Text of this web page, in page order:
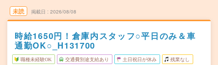
未読 掲載日 2026/08/08
時給1650円！倉庫内スタッフ○平日のみ＆車
通勤OK○_H131700
職種未経験OK 交通費別途支給あり 土日祝日が休み 残業なし